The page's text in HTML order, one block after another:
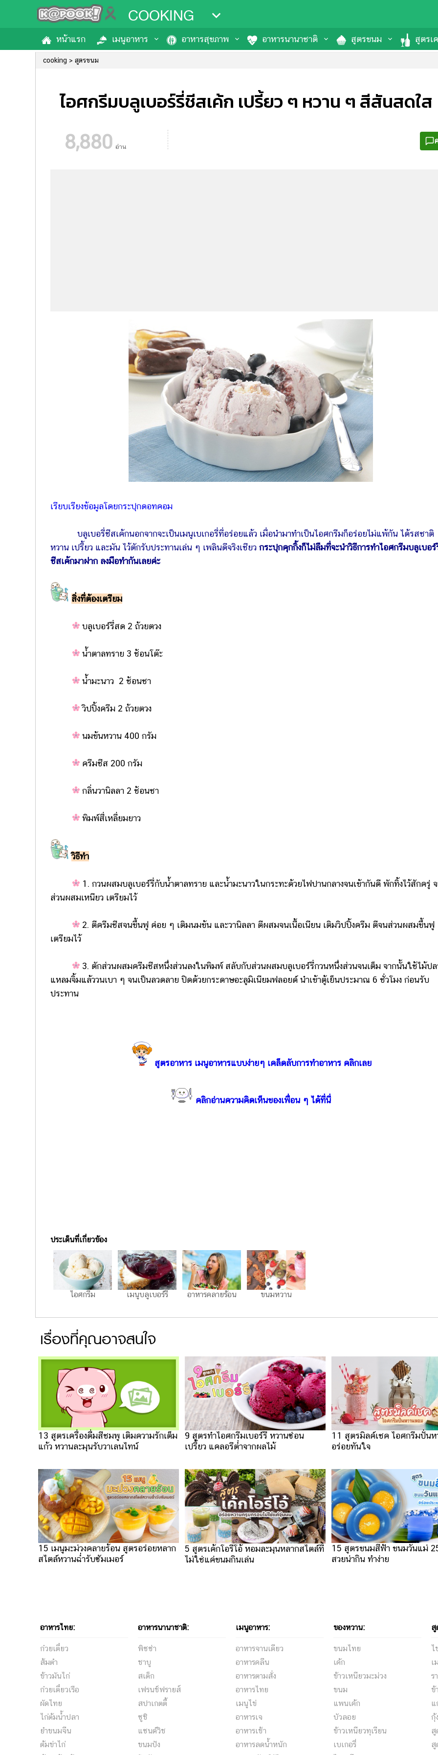
COOKING
หน้าแรก เมนูอาหาร อาหารสุขภาพ อาหารนานาชาติ สูตรขนม สูตรเ
cooking สูตรขนม
ไอศกรีมบลูเบอร์รี่ชีสเค้ก เปรี้ยว ๆ หวาน ๆ สีสันสดใส
8,880 อ่าน
เรียบเรียงข้อมูลโดยกระปุกดอทคอม
บลูเบอรี่ชีสเค้กนอกจากจะเป็นเมนูเบเกอรี่ที่อร่อยแล้ว เมื่อนำมาทำเป็นไอศกรีมก็อร่อยไม่แพ้กัน ได้รสชาติ
หวาน เปรี้ยว และมัน ไว้ตักรับประทานเล่น ๆ เพลินดีจริงเชียว กระปุกคุกกิ้งก็ไม่ลืมที่จะนำวิธีการทำไอศกรีมบลูเบอร์
ชีสเค้กมาฝาก ลงมือทำกันเลยค่ะ
สิ่งที่ต้องเตรียม
บลูเบอร์รี่สด 2 ถ้วยตวง
น้ำตาลทราย 3 ช้อนโต๊ะ
น้ำมะนาว 2 ช้อนชา
วิปปิ้งครีม 2 ถ้วยตวง
นมข้นหวาน 400 กรัม
ครีมชีส 200 กรัม
กลิ่นวานิลลา 2 ช้อนชา
พิมพ์สี่เหลี่ยมยาว
วิธีทำ
1. กวนผสมบลูเบอร์รี่กับน้ำตาลทราย และน้ำมะนาวในกระทะด้วยไฟปานกลางจนเข้ากันดี พักทิ้งไว้สักครู่
ส่วนผสมเหนียว เตรียมไว้
2. ตีครีมชีสจนขึ้นฟู ค่อย ๆ เติมนมข้น และวานิลลา ตีผสมจนเนื้อเนียน เติมวิปปิ้งครีม ตีจนส่วนผสมขึ้นฟู
เตรียมไว้
3. ตักส่วนผสมครีมชีสหนึ่งส่วนลงในพิมพ์ สลับกับส่วนผสมบลูเบอร์รี่กวนหนึ่งส่วนจนเต็ม จากนั้นใช้ไม้ปล
แหลมจิ้มแล้ววนเบา ๆ จนเป็นลวดลาย ปิดด้วยกระดาษอะลูมิเนียมฟลอยด์ นำเข้าตู้เย็นประมาณ 6 ชั่วโมง ก่อนรับ
ประทาน
สูตรอาหาร เมนูอาหารแบบง่ายๆ เคล็ดลับการทำอาหาร คลิกเลย
คลิกอ่านความคิดเห็นของเพื่อน ๆ ได้ที่นี่
ประเด็นที่เกี่ยวข้อง
ไอศกรีม เมนูบลูเบอร์รี อาหารคลายร้อน ขนมหวาน
เรื่องที่คุณอาจสนใจ
13 สูตรเครื่องดื่มสีชมพู เติมความรักเต็ม
แก้ว หวานละมุนรับวาเลนไทน์
9 สูตรทำไอศกรีมเบอร์รี หวานซ่อน
เปรี้ยว แคลอรีต่ำจากผลไม้
11 สูตรมิลค์เชค ไอศกรีมปั่น
อร่อยทันใจ
15 เมนูมะม่วงคลายร้อน สูตรอร่อยหลาก
สไตล์หวานฉ่ำรับซัมเมอร์
5 สูตรเค้กโอรีโอ้ หอมละมุนหลากสไตล์ที่
ไม่ใช่แค่ขนมกินเล่น
15 สูตรขนมสีฟ้า ขนมวันแม่
สวยน่ากิน ทำง่าย
อาหารไทย:
ก๋วยเตี๋ยว
ส้มตำ
ข้าวมันไก่
ก๋วยเตี๋ยวเรือ
ผัดไทย
ไก่ต้มน้ำปลา
ยำขนมจีน
ต้มข่าไก่
อาหารนานาชาติ:
พิซซ่า
ชาบู
สเต็ก
เฟรนช์ฟรายส์
สปาเกตตี้
ซูชิ
แซนด์วิช
ขนมปัง
เมนูอาหาร:
อาหารจานเดียว
อาหารคลีน
อาหารตามสั่ง
อาหารไทย
เมนูไข่
อาหารเจ
อาหารเช้า
อาหารลดน้ำหนัก
ของหวาน:
ขนมไทย
เค้ก
ข้าวเหนียวมะม่วง
ขนม
แพนเค้ก
บัวลอย
ข้าวเหนียวทุเรียน
เบเกอรี่
สู
ไ
เ
ร
ข้
แ
กุ้
สู
สู